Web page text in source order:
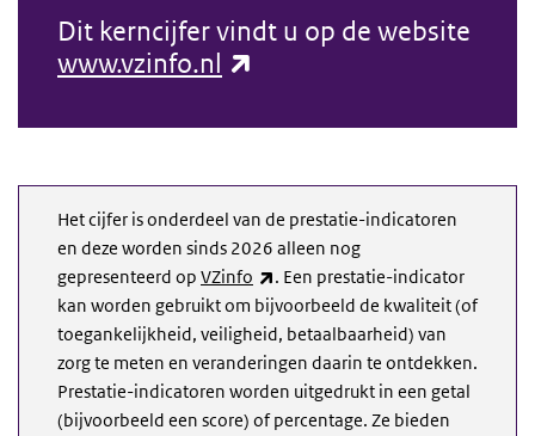
Dit kerncijfer vindt u op de website
www.vzinfo.nl
Het cijfer is onderdeel van de prestatie-indicatoren
en deze worden sinds 2026 alleen nog
gepresenteerd op VZinfo (externe link)
. Een prestatie-indicator
kan worden gebruikt om bijvoorbeeld de kwaliteit (of
toegankelijkheid, veiligheid, betaalbaarheid) van
zorg te meten en veranderingen daarin te ontdekken.
Prestatie-indicatoren worden uitgedrukt in een getal
(bijvoorbeeld een score) of percentage. Ze bieden